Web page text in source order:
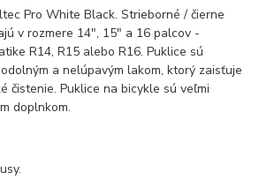
Pro White Black. Strieborné / čierne
v rozmere 14", 15" a 16 palcov -
R14, R15 alebo R16. Puklice sú
a nelúpavým lakom, ktorý zaisťuje
čistenie. Puklice na bicykle sú veľmi
doplnkom.